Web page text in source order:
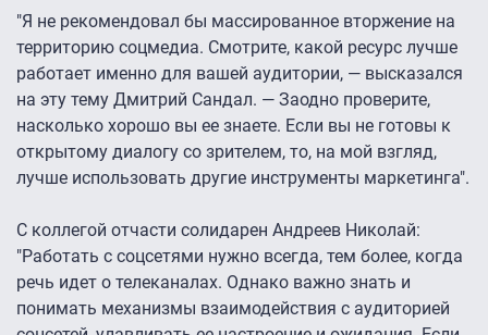
"Я не рекомендовал бы массированное вторжение на
территорию соцмедиа. Смотрите, какой ресурс лучше
работает именно для вашей аудитории, — высказался
на эту тему Дмитрий Сандал. — Заодно проверите,
насколько хорошо вы ее знаете. Если вы не готовы к
открытому диалогу со зрителем, то, на мой взгляд,
лучше использовать другие инструменты маркетинга".
С коллегой отчасти солидарен Андреев Николай:
"Работать с соцсетями нужно всегда, тем более, когда
речь идет о телеканалах. Однако важно знать и
понимать механизмы взаимодействия с аудиторией